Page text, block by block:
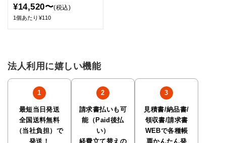
¥14,520〜(税込)
1個あたり¥110
法人利用に嬉しい機能
最短当日発送
全国送料無料
（当社負担）で
請求書払いも可
能（Paid後払
い）
見積書/納品書/
領収書/請求書
WEBで各種帳